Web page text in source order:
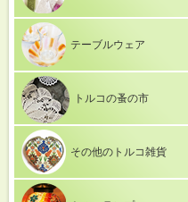
テーブルウェア
トルコの蚤の市
その他のトルコ雑貨